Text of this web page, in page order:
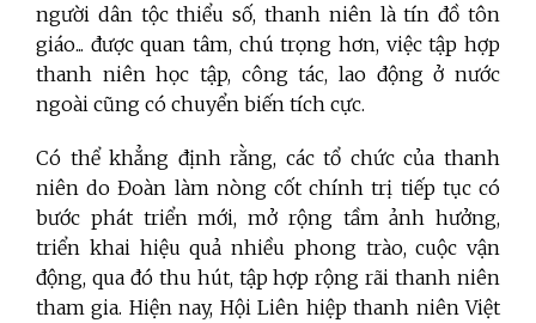
người dân tộc thiểu số, thanh niên là tín đồ tôn
giáo... được quan tâm, chú trọng hơn, việc tập hợp
thanh niên học tập, công tác, lao động ở nước
ngoài cũng có chuyển biến tích cực.
Có thể khẳng định rằng, các tổ chức của thanh
niên do Đoàn làm nòng cốt chính trị tiếp tục có
bước phát triển mới, mở rộng tầm ảnh hưởng,
triển khai hiệu quả nhiều phong trào, cuộc vận
động, qua đó thu hút, tập hợp rộng rãi thanh niên
tham gia. Hiện nay, Hội Liên hiệp thanh niên Việt